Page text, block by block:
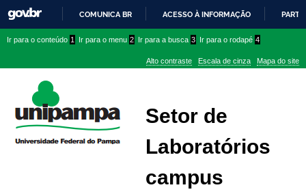
PARA
CONTEÚDO
COMUNICA BR ACESSO À INFORMAÇÃO
conteúdo
menu
superior
menu
Ir para o conteúdo 1 Ir para o menu 2 Ir para a busca 3 Ir para o rodapé 4
Alto contraste Escala de cinza Mapa do site
Setor de
Laboratórios
campus